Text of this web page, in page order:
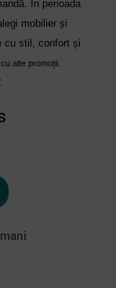
În perioada
mobilier și
cu stil, confort și
alte promoții.